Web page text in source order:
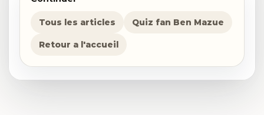
Tous les articles Quiz fan Ben Mazue
Retour a l'accueil